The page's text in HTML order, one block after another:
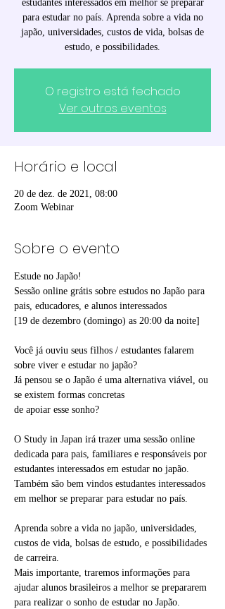
estudantes interessados em melhor se preparar
para estudar no país. Aprenda sobre a vida no
japão, universidades, custos de vida, bolsas de
estudo, e possibilidades.
O registro está fechado
Ver outros eventos
Horário e local
20 de dez. de 2021, 08:00
Zoom Webinar
Sobre o evento
Estude no Japão!
Sessão online grátis sobre estudos no Japão para
pais, educadores, e alunos interessados
[19 de dezembro (domingo) as 20:00 da noite]
Você já ouviu seus filhos / estudantes falarem
sobre viver e estudar no japão?
Já pensou se o Japão é uma alternativa viável, ou
se existem formas concretas
de apoiar esse sonho?
O Study in Japan irá trazer uma sessão online
dedicada para pais, familiares e responsáveis por
estudantes interessados em estudar no japão.
Também são bem vindos estudantes interessados
em melhor se preparar para estudar no país.
Aprenda sobre a vida no japão, universidades,
custos de vida, bolsas de estudo, e possibilidades
de carreira.
Mais importante, traremos informações para
ajudar alunos brasileiros a melhor se prepararem
para realizar o sonho de estudar no Japão.